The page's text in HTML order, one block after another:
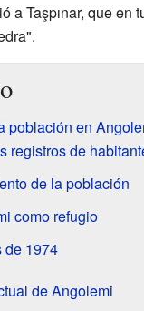
a Taşpınar, que en
población en
registros de
de la población
como refugio
de 1974
de Angolemi